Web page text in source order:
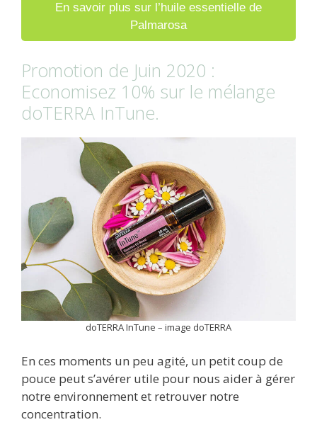
En savoir plus sur l’huile essentielle de
Palmarosa
Promotion de Juin 2020 :
Economisez 10% sur le mélange
doTERRA InTune.
doTERRA InTune – image doTERRA
En ces moments un peu agité, un petit coup de
pouce peut s’avérer utile pour nous aider à gérer
notre environnement et retrouver notre
concentration.